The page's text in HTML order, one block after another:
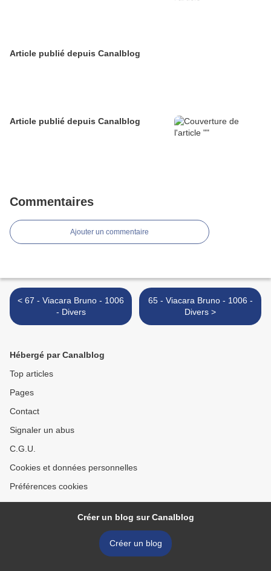
Article publié depuis Canalblog
Article publié depuis Canalblog
Commentaires
Ajouter un commentaire
< 67 - Viacara Bruno - 1006
- Divers
65 - Viacara Bruno - 1006 -
Divers >
Hébergé par Canalblog
Top articles
Pages
Contact
Signaler un abus
C.G.U.
Cookies et données personnelles
Préférences cookies
Créer un blog sur Canalblog
Créer un blog